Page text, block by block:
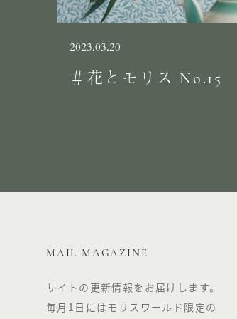
2023.03.20
＃花とモリス No.15
MAIL MAGAZINE
サイトの更新情報をお届けします。
毎月1日にはモリスワールド限定の